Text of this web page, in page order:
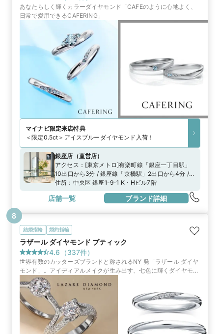
あなたらしく輝くカラーダイヤモンド「CAFEのように心地よく、
日常で愛用できるCAFERING」
マイナビ限定来店特典
＜限定0.5ct＞アイスブルーダイヤモンド入荷！
銀座店 （直営店）
アクセス： [東京メトロ]有楽町線「銀座一丁目駅」
10出口から3分 / 銀座線「京橋駅」2出口から4分 /
日比谷線、銀座線、丸の内線「銀座駅」A8出口から
8分都営浅草線「宝町駅」A3出口から5分[JR]「有楽
町駅」中央口から7分
住所： 中央区 銀座1-9-1 K・Hビル7階
店舗一覧 ブランド詳細
結婚指輪 婚約指輪
ラザール ダイヤモンド ブティック
4.6 （337件）
世界有数のカッターズブランドと称されるNY 発「ラザール ダイヤ
モンド」。アイディアルメイクが生み出す、七色に輝くダイヤモン
ドは、最高峰を求める人々に選ばれています。
8